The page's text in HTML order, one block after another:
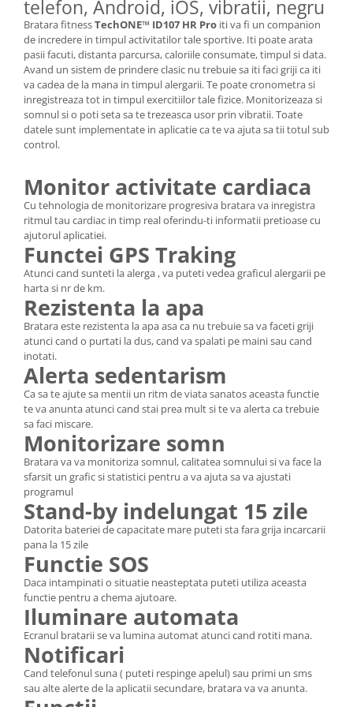
telefon, Android, iOS, vibratii, negru
Bratara fitnessTechONE™ ID107 HR Pro iti va fi un companion
de incredere in timpul activitatilor tale sportive. Iti poate arata
pasii facuti, distanta parcursa, caloriile consumate, timpul si data.
Avand un sistem de prindere clasic nu trebuie sa iti faci griji ca iti
va cadea de la mana in timpul alergarii. Te poate cronometra si
inregistreaza tot in timpul exercitiilor tale fizice. Monitorizeaza si
somnul si o poti seta sa te trezeasca usor prin vibratii. Toate
datele sunt implementate in aplicatie ca te va ajuta sa tii totul sub
control.
Monitor activitate cardiaca
Cu tehnologia de monitorizare progresiva bratara va inregistra
ritmul tau cardiac in timp real oferindu-ti informatii pretioase cu
ajutorul aplicatiei.
Functei GPS Traking
Atunci cand sunteti la alerga , va puteti vedea graficul alergarii pe
harta si nr de km.
Rezistenta la apa
Bratara este rezistenta la apa asa ca nu trebuie sa va faceti griji
atunci cand o purtati la dus, cand va spalati pe maini sau cand
inotati.
Alerta sedentarism
Ca sa te ajute sa mentii un ritm de viata sanatos aceasta functie
te va anunta atunci cand stai prea mult si te va alerta ca trebuie
sa faci miscare.
Monitorizare somn
Bratara va va monitoriza somnul, calitatea somnului si va face la
sfarsit un grafic si statistici pentru a va ajuta sa va ajustati
programul
Stand-by indelungat 15 zile
Datorita bateriei de capacitate mare puteti sta fara grija incarcarii
pana la 15 zile
Functie SOS
Daca intampinati o situatie neasteptata puteti utiliza aceasta
functie pentru a chema ajutoare.
Iluminare automata
Ecranul bratarii se va lumina automat atunci cand rotiti mana.
Notificari
Cand telefonul suna ( puteti respinge apelul) sau primi un sms
sau alte alerte de la aplicatii secundare, bratara va va anunta.